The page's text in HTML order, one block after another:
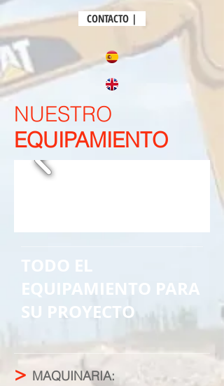
CONTACTO |
NUESTRO
EQUIPAMIENTO
TODO EL
EQUIPAMIENTO PARA
SU PROYECTO
> MAQUINARIA: